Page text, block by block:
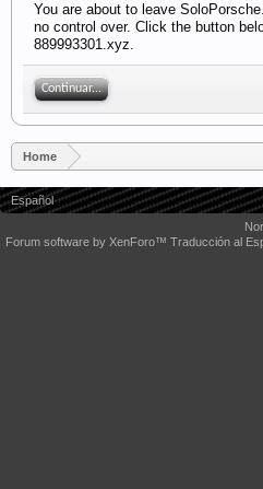
You are about to leave
no control over. Click the button
889993301.xyz.
Continuar...
Home
Español
Forum software by XenForo™ Traducción al